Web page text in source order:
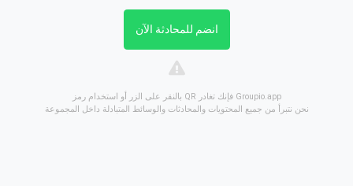
انضم للمحادثة الآن
بالنقر على الزر أو استخدام رمز QR فإنك تغادر Groupio.app
نحن نتبرأ من جميع المحتويات والمحادثات والوسائط المتبادلة داخل المجموعة